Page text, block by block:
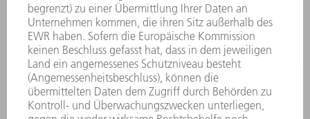
INFORMATION
Häufig gestellte Fragen
Allgemeine Geschäftsbedingungen
KONTAKT
Kundenbetreuung TRUMPF Werkzeugmaschinen
+49 7156 303 33222